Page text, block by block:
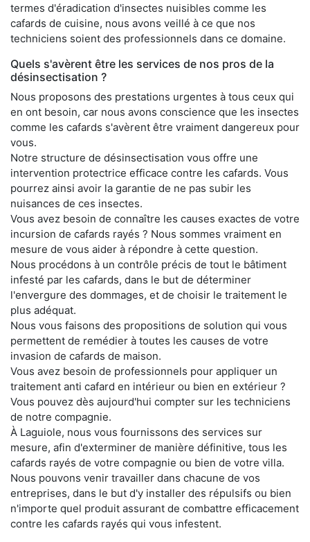
termes d'éradication d'insectes nuisibles comme les
cafards de cuisine, nous avons veillé à ce que nos
techniciens soient des professionnels dans ce domaine.
Quels s'avèrent être les services de nos pros de la
désinsectisation ?
Nous proposons des prestations urgentes à tous ceux qui
en ont besoin, car nous avons conscience que les insectes
comme les cafards s'avèrent être vraiment dangereux pour
vous.
Notre structure de désinsectisation vous offre une
intervention protectrice efficace contre les cafards. Vous
pourrez ainsi avoir la garantie de ne pas subir les
nuisances de ces insectes.
Vous avez besoin de connaître les causes exactes de votre
incursion de cafards rayés ? Nous sommes vraiment en
mesure de vous aider à répondre à cette question.
Nous procédons à un contrôle précis de tout le bâtiment
infesté par les cafards, dans le but de déterminer
l'envergure des dommages, et de choisir le traitement le
plus adéquat.
Nous vous faisons des propositions de solution qui vous
permettent de remédier à toutes les causes de votre
invasion de cafards de maison.
Vous avez besoin de professionnels pour appliquer un
traitement anti cafard en intérieur ou bien en extérieur ?
Vous pouvez dès aujourd'hui compter sur les techniciens
de notre compagnie.
À Laguiole, nous vous fournissons des services sur
mesure, afin d'exterminer de manière définitive, tous les
cafards rayés de votre compagnie ou bien de votre villa.
Nous pouvons venir travailler dans chacune de vos
entreprises, dans le but d'y installer des répulsifs ou bien
n'importe quel produit assurant de combattre efficacement
contre les cafards rayés qui vous infestent.